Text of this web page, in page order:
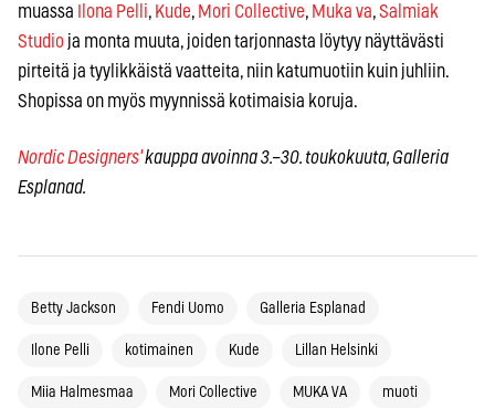
muassa
Ilona Pelli, Kude, Mori Collective, Muka va,Salmiak
Studio ja monta muuta, joiden tarjonnasta löytyy näyttävästi
pirteitä ja tyylikkäistä vaatteita, niin katumuotiin kuin juhliin.
Shopissa on myös myynnissä kotimaisia koruja.
Nordic Designers'kauppa avoinna 3.–30. toukokuuta, Galleria
Esplanad.
Betty Jackson Fendi Uomo Galleria Esplanad
Ilone Pelli kotimainen Kude Lillan Helsinki
Miia Halmesmaa Mori Collective MUKA VA muoti